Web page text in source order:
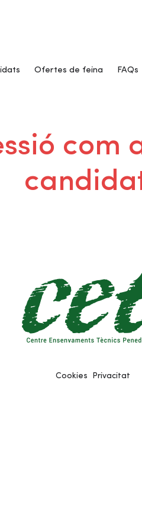
Ofertes de feina FAQs
com
Cookies Privacitat